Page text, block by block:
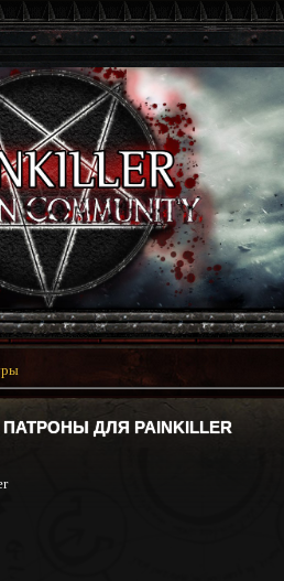
ДЛЯ PAINKILLER